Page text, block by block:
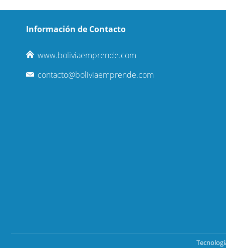
Información de Contacto
www.boliviaemprende.com
contacto@boliviaemprende.com